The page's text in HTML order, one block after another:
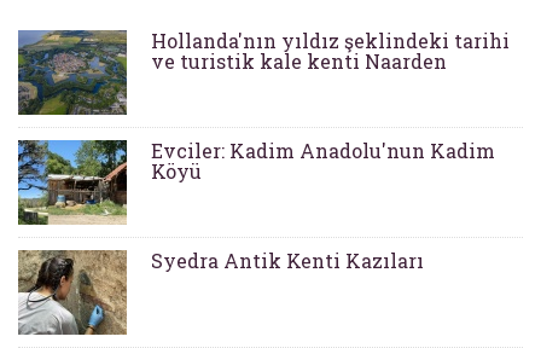
Hollanda'nın yıldız şeklindeki tarihi
ve turistik kale kenti Naarden
Evciler: Kadim Anadolu'nun Kadim
Köyü
Syedra Antik Kenti Kazıları